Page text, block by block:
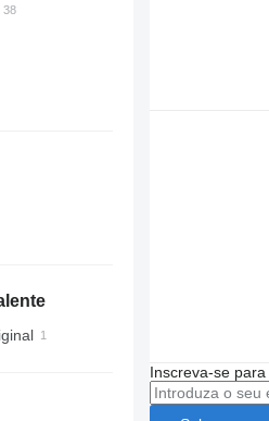
Inscreva-se